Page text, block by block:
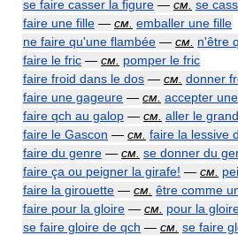
se faire casser la figure — см. se
faire une fille — см. emballer une fille
ne faire qu'une flambée — см. n'être
faire le fric — см. pomper le fric
faire froid dans le dos — см. donner
faire une gageure — см. accepter
faire qch au galop — см. aller le
faire le Gascon — см. faire la lessive
faire du genre — см. se donner du
faire ça ou peigner la girafe! — см.
faire la girouette — см. être comme
faire pour la gloire — см. pour la
se faire gloire de qch — см. se faire